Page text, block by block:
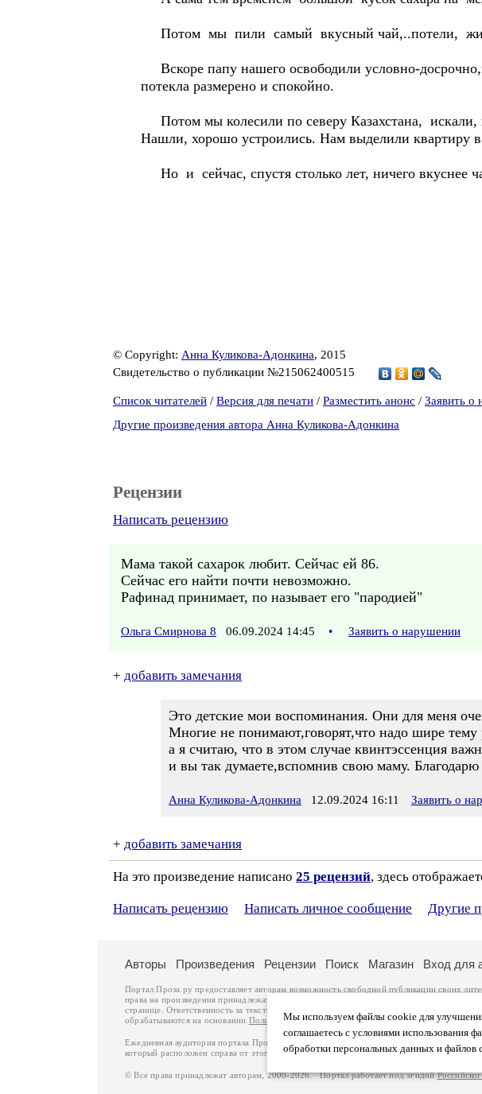
Потом мы пили самый вкусный чай,..потели,
Вскоре папу нашего освободили условно-
потекла размерено и спокойно.
Потом мы колесили по северу Казахстана, искали,
Нашли, хорошо устроились. Нам выделили квартиру в
Но и сейчас, спустя столько лет, ничего вкуснее
© Copyright: Анна Куликова-Адонкина, 2015
Свидетельство о публикации №215062400515
Список читателей / Версия для печати / Разместить анонс / Заявить о
Другие произведения автора Анна Куликова-Адонкина
Рецензии
Написать рецензию
Мама такой сахарок любит. Сейчас ей 86.
Сейчас его найти почти невозможно.
Рафинад принимает, по называет его "пародией"
Ольга Смирнова 8 06.09.2024 14:45 • Заявить о нарушении
+ добавить замечания
Это детские мои воспоминания. Они для меня
Многие не понимают,говорят,что надо шире тему
а я считаю, что в этом случае квинтэссенция
и вы так думаете,вспомнив свою маму. Благодарю
Анна Куликова-Адонкина 12.09.2024 16:11 Заявить о
+ добавить замечания
На это произведение написано 25 рецензий, здесь
Написать рецензию Написать личное сообщение Другие
Мы используем файлы cookie для
соглашаетесь с условиями использования
обработки персональных данных и файлов
Авторы Произведения Рецензии Поиск Магазин Вход для
Портал Проза.ру предоставляет авторам возможность свободной публикации своих
права на произведения принадлежат авторам и охраняются
. Перепечатка
странице. Ответственность за тексты произведений авторы несут самостоятельно на
обрабатываются на основании Политики обработки персональных данных. Вы также
Ежедневная аудитория портала Проза.ру – порядка 100 тысяч посетителей, которые в
который расположен справа от этого текста. В каждой графе указано по две цифры:
© Все права принадлежат авторам, 2000-2026. Портал работает под эгидой